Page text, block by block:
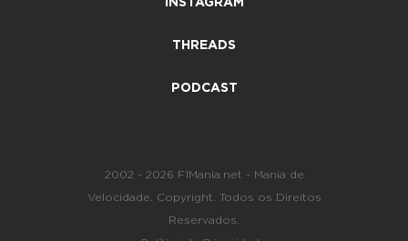
INSTAGRAM
THREADS
PODCAST
2002 - 2026 F1Mania.net - Mania de
Velocidade. Copyright. Todos os Direitos
Reservados.